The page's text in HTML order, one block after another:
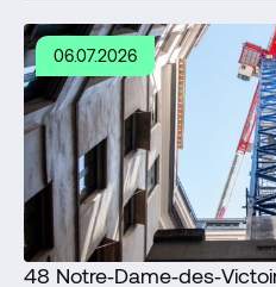
06.07.2026
48